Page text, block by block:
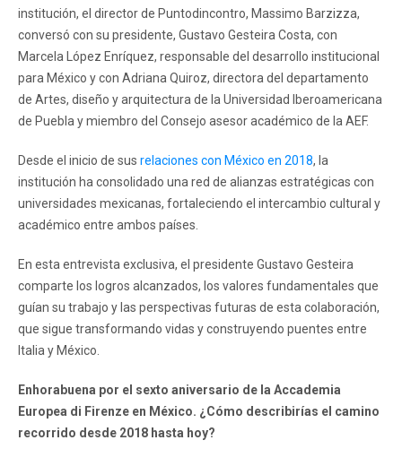
institución, el director de Puntodincontro, Massimo Barzizza,
conversó con su presidente, Gustavo Gesteira Costa, con
Marcela López Enríquez, responsable del desarrollo institucional
para México y con Adriana Quiroz, directora del departamento
de Artes, diseño y arquitectura de la Universidad Iberoamericana
de Puebla y miembro del Consejo asesor académico de la AEF.
Desde el inicio de sus relaciones con México en 2018, la
institución ha consolidado una red de alianzas estratégicas con
universidades mexicanas, fortaleciendo el intercambio cultural y
académico entre ambos países.
En esta entrevista exclusiva, el presidente Gustavo Gesteira
comparte los logros alcanzados, los valores fundamentales que
guían su trabajo y las perspectivas futuras de esta colaboración,
que sigue transformando vidas y construyendo puentes entre
Italia y México.
Enhorabuena por el sexto aniversario de la Accademia
Europea di Firenze en México. ¿Cómo describirías el camino
recorrido desde 2018 hasta hoy?